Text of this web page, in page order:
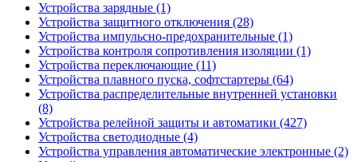
Устройства зарядные (1)
Устройства защитного отключения (28)
Устройства импульсно-предохранительные (1)
Устройства контроля сопротивления изоляции (1)
Устройства переключающие (11)
Устройства плавного пуска, софтстартеры (64)
Устройства распределительные внутренней установки
(8)
Устройства релейной защиты и автоматики (427)
Устройства светодиодные (4)
Устройства управления автоматические электронные (2)